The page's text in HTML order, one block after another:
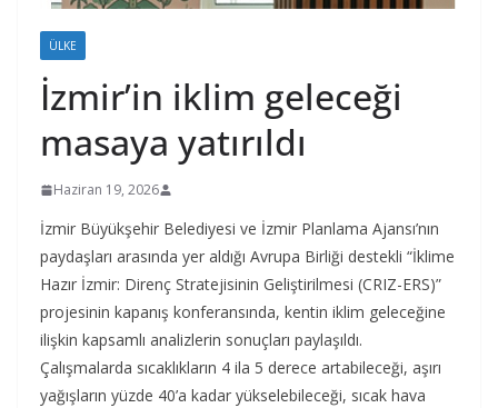
ÜLKE
İzmir’in iklim geleceği
masaya yatırıldı
Haziran 19, 2026
İzmir Büyükşehir Belediyesi ve İzmir Planlama Ajansı’nın
paydaşları arasında yer aldığı Avrupa Birliği destekli “İklime
Hazır İzmir: Direnç Stratejisinin Geliştirilmesi (CRIZ-ERS)”
projesinin kapanış konferansında, kentin iklim geleceğine
ilişkin kapsamlı analizlerin sonuçları paylaşıldı.
Çalışmalarda sıcaklıkların 4 ila 5 derece artabileceği, aşırı
yağışların yüzde 40’a kadar yükselebileceği, sıcak hava